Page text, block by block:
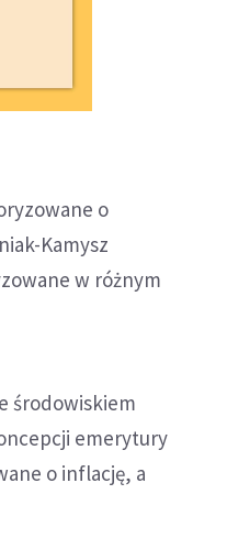
o
Kamysz
w różnym
środowiskiem
emerytury
o inflację, a